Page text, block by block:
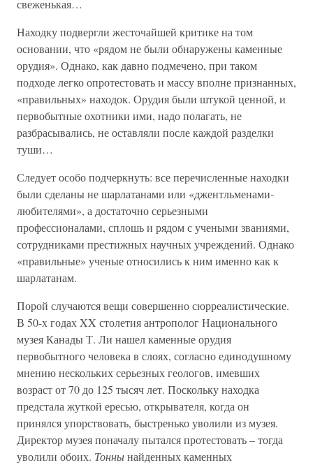
свеженькая…
Находку подвергли жесточайшей критике на том
основании, что «рядом не были обнаружены каменные
орудия». Однако, как давно подмечено, при таком
подходе легко опротестовать и массу вполне признанных,
«правильных» находок. Орудия были штукой ценной, и
первобытные охотники ими, надо полагать, не
разбрасывались, не оставляли после каждой разделки
туши…
Следует особо подчеркнуть: все перечисленные находки
были сделаны не шарлатанами или «джентльменами-
любителями», а достаточно серьезными
профессионалами, сплошь и рядом с учеными званиями,
сотрудниками престижных научных учреждений. Однако
«правильные» ученые относились к ним именно как к
шарлатанам.
Порой случаются вещи совершенно сюрреалистические.
В 50-х годах XX столетия антрополог Национального
музея Канады Т. Ли нашел каменные орудия
первобытного человека в слоях, согласно единодушному
мнению нескольких серьезных геологов, имевших
возраст от 70 до 125 тысяч лет. Поскольку находка
предстала жуткой ересью, открывателя, когда он
принялся упорствовать, быстренько уволили из музея.
Директор музея поначалу пытался протестовать – тогда
уволили обоих. Тоннынайденных каменных